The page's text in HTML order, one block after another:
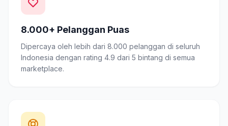
8.000+ Pelanggan Puas
Dipercaya oleh lebih dari 8.000 pelanggan di seluruh
Indonesia dengan rating 4.9 dari 5 bintang di semua
marketplace.